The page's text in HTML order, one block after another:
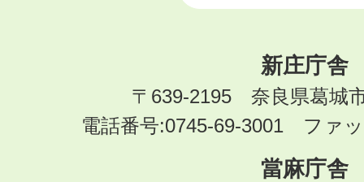
新庄庁舎
〒639-2195 奈良県葛城
電話番号:0745-69-3001 ファ
當麻庁舎